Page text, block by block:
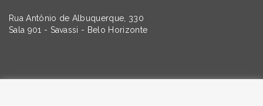
Rua Antônio de Albuquerque, 330
Sala 901 - Savassi - Belo Horizonte